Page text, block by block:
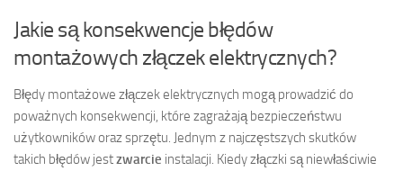
Jakie są konsekwencje błędów
montażowych złączek elektrycznych?
Błędy montażowe złączek elektrycznych mogą prowadzić do
poważnych konsekwencji, które zagrażają bezpieczeństwu
użytkowników oraz sprzętu. Jednym z najczęstszych skutków
takich błędów jestzwarcie instalacji. Kiedy złączki są niewłaściwie